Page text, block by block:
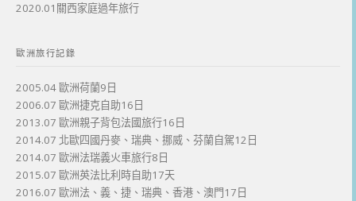
2020.01關西家庭過年旅行
歐洲旅行記錄
2005.04 歐洲荷蘭9日
2006.07 歐洲捷克自助16日
2013.07 歐洲親子背包法國旅行16日
2014.07 北歐四國丹麥、瑞典、挪威、芬蘭自駕12日
2014.07 歐洲法瑞義火車旅行8日
2015.07 歐洲英法比利時自助17天
2016.07 歐洲法、義、捷、瑞典、香港、澳門17日